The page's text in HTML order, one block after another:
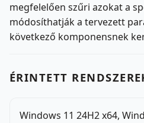
megfelelően szűri azokat a
módosíthatják a tervezett
következő komponensnek
ÉRINTETT
Windows 11 24H2 x64,